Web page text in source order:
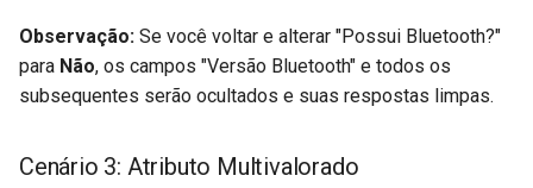
Observação: Se você voltar e alterar "Possui Bluetooth?"
para Não, os campos "Versão Bluetooth" e todos os
subsequentes serão ocultados e suas respostas limpas.
Cenário 3: Atributo Multivalorado